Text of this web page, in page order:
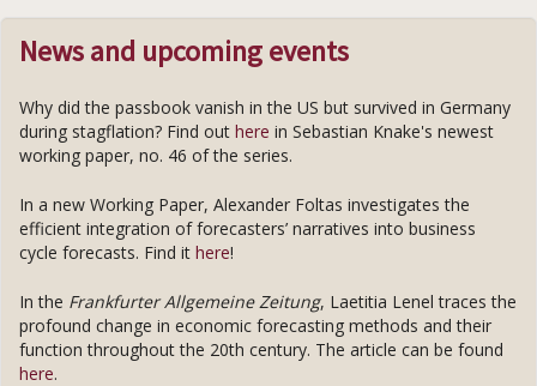
News and upcoming events
Why did the passbook vanish in the US but survived in Germany
during stagflation? Find out here in Sebastian Knake's newest
working paper, no. 46 of the series.
In a new Working Paper, Alexander Foltas investigates the
efficient integration of forecasters’ narratives into business
cycle forecasts. Find it here!
In the Frankfurter Allgemeine Zeitung, Laetitia Lenel traces the
profound change in economic forecasting methods and their
function throughout the 20th century. The article can be found
here.